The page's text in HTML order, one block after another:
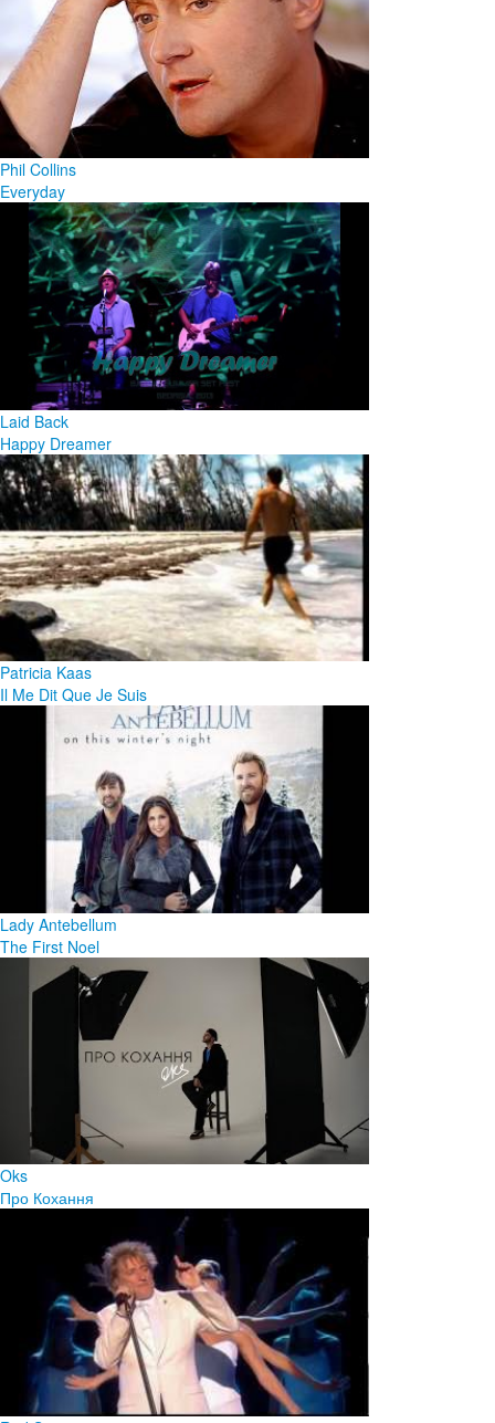
Phil Collins
Everyday
Laid Back
Happy Dreamer
Patricia Kaas
Il Me Dit Que Je Suis
Lady Antebellum
The First Noel
Oks
Про Кохання